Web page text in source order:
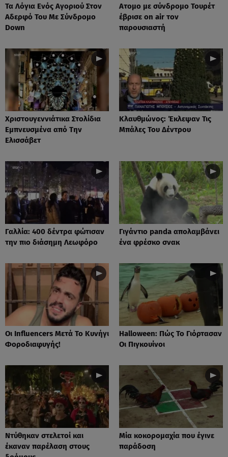
Τα Λόγια Ενός Αγοριού Στον
Αδερφό Του Με Σύνδρομο
Down
Ατομο με σύνδρομο Τουρέτ
έβρισε on air τον
παρουσιαστή
Xριστουγεννιάτικα Στολίδια
Εμπνευσμένα από Την
Ελισσάβετ
Κλαυθμώνος: Έκλεψαν Τις
Μπάλες Του Δέντρου
Γαλλία: 400 δέντρα φώτισαν
την πιο διάσημη Λεωφόρο
Γιγάντιο panda απολαμβάνει
ένα φρέσκο σνακ
Οι Influencers Μετά Το Κυνήγι
Φοροδιαφυγής!
Ηalloween: Πώς Το Γιόρτασαν
Οι Πιγκουίνοι
Nτύθηκαν στελετοί και
έκαναν παρέλαση στους
Mία κοκορομαχία που έγινε
παράδοση